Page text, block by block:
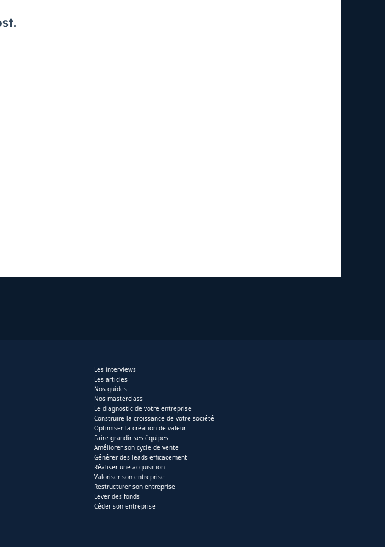
Les interviews
Les articles
Nos guides
Nos masterclass
Le diagnostic de votre entreprise
Construire la croissance de votre société
Optimiser la création de valeur
Faire grandir ses équipes
Améliorer son cycle de vente
Générer des leads efficacement
Réaliser une acquisition
Valoriser son entreprise
Restructurer son entreprise
Lever des fonds
Céder son entreprise